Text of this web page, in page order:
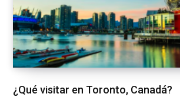
¿Qué visitar en Toronto, Canadá?